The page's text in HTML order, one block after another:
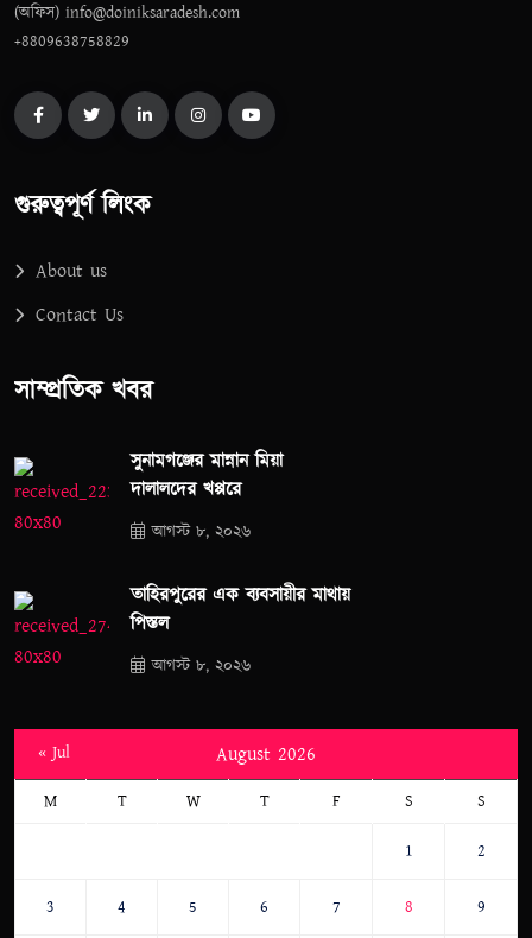
(অফিস) info@doiniksaradesh.com
+8809638758829
গুরুত্বপূর্ণ লিংক
About us
Contact Us
সাম্প্রতিক খবর
সুনামগঞ্জের মান্নান মিয়া
দালালদের খপ্পরে
আগস্ট ৮, ২০২৬
তাহিরপুরের এক ব্যবসায়ীর মাথায়
পিস্তল
আগস্ট ৮, ২০২৬
August 2026
M T W T F S S
1 2
3 4 5 6 7 8 9
« Jul